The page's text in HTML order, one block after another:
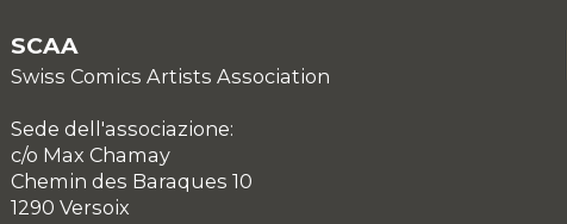
SCAA
Swiss Comics Artists Association
Sede dell'associazione:
c/o Max Chamay
Chemin des Baraques 10
1290 Versoix